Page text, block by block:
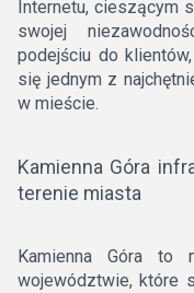
Internetu, cieszącym
swojej
podejściu do
się jednym z
w mieście.
Kamienna Góra
terenie miasta
Kamienna Góra to
województwie, które